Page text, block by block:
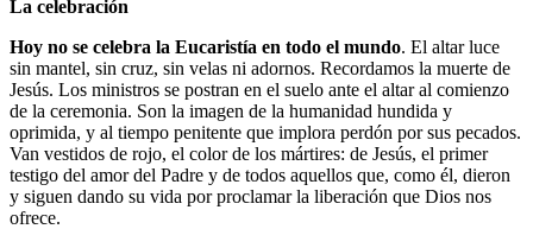
La celebración
Hoy no se celebra la Eucaristía en todo el mundo. El altar luce
sin mantel, sin cruz, sin velas ni adornos. Recordamos la muerte de
Jesús. Los ministros se postran en el suelo ante el altar al comienzo
de la ceremonia. Son la imagen de la humanidad hundida y
oprimida, y al tiempo penitente que implora perdón por sus pecados.
Van vestidos de rojo, el color de los mártires: de Jesús, el primer
testigo del amor del Padre y de todos aquellos que, como él, dieron
y siguen dando su vida por proclamar la liberación que Dios nos
ofrece.